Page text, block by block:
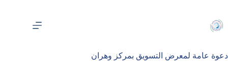
المحتوى
دعوة عامة لمعرض التسويق بمركز وهران